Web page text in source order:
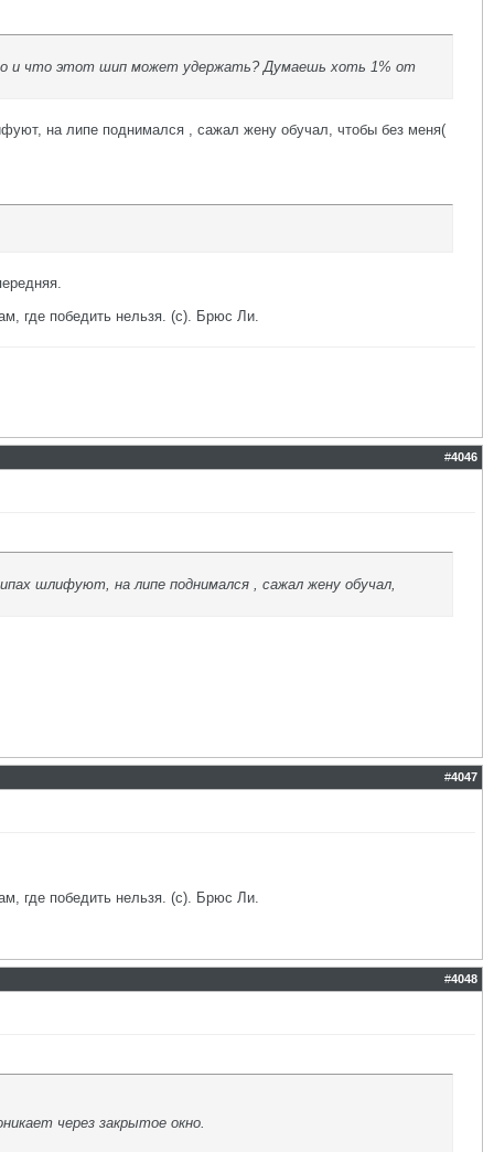
и что этот шип может удержать? Думаешь хоть 1% от
на липе поднимался , сажал жену обучал, чтобы без меня(
где победить нельзя. (с). Брюс Ли.
#4046
шлифуют, на липе поднимался , сажал жену обучал,
#4047
где победить нельзя. (с). Брюс Ли.
#4048
через закрытое окно.